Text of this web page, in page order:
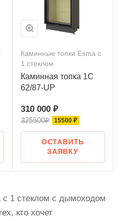
Каминные топки Esma с
1 стеклом
Каминная топка 1С
62/87-UP
310 000 ₽
325500₽ 15500 ₽
ОСТАВИТЬ
ЗАЯВКУ
с 1 стеклом с дымоходом
кто хочет